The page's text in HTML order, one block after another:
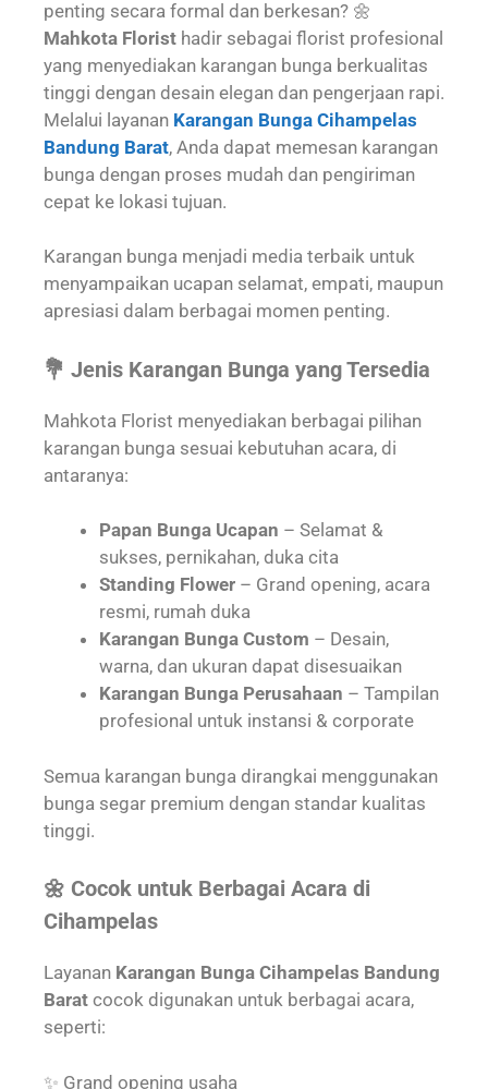
penting secara formal dan berkesan? 🌼
Mahkota Florist hadir sebagai florist profesional
yang menyediakan karangan bunga berkualitas
tinggi dengan desain elegan dan pengerjaan rapi.
Melalui layanan Karangan Bunga Cihampelas
Bandung Barat, Anda dapat memesan karangan
bunga dengan proses mudah dan pengiriman
cepat ke lokasi tujuan.
Karangan bunga menjadi media terbaik untuk
menyampaikan ucapan selamat, empati, maupun
apresiasi dalam berbagai momen penting.
💐 Jenis Karangan Bunga yang Tersedia
Mahkota Florist menyediakan berbagai pilihan
karangan bunga sesuai kebutuhan acara, di
antaranya:
Papan Bunga Ucapan – Selamat &
sukses, pernikahan, duka cita
Standing Flower – Grand opening, acara
resmi, rumah duka
Karangan Bunga Custom – Desain,
warna, dan ukuran dapat disesuaikan
Karangan Bunga Perusahaan – Tampilan
profesional untuk instansi & corporate
Semua karangan bunga dirangkai menggunakan
bunga segar premium dengan standar kualitas
tinggi.
🌼 Cocok untuk Berbagai Acara di
Cihampelas
Layanan Karangan Bunga Cihampelas Bandung
Barat cocok digunakan untuk berbagai acara,
seperti:
✨ Grand opening usaha